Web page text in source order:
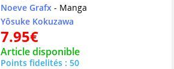
Noeve Grafx - Manga
Yôsuke Kokuzawa
7.95€
Article disponible
Points fidelités : 50